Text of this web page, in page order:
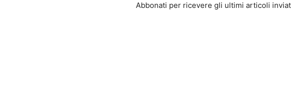
Abbonati per ricevere gli ultimi articoli